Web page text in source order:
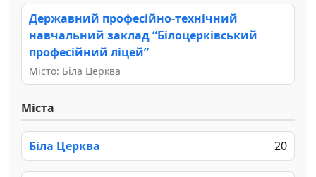
Державний професійно-технічний
навчальний заклад “Білоцерківський
професійний ліцей”
Місто: Біла Церква
Міста
Біла Церква 20